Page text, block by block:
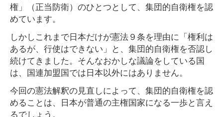
権」（正当防衛）のひとつとして、集団的自衛権を認
めています。
しかしこれまで日本だけが憲法９条を理由に「権利は
あるが、行使はできない」と、集団的自衛権を否認し
続けてきました。そんなおかしな議論をしている国
は、国連加盟国では日本以外にはありません。
今回の憲法解釈の見直しによって、集団的自衛権を認
めることは、日本が普通の主権国家になる一歩と言え
るでしょう。